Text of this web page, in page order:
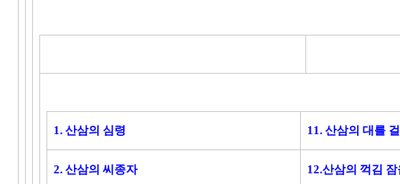
1. 산삼의 심령 11. 산삼의 대를
2. 산삼의 씨종자 12.산삼의 꺽김